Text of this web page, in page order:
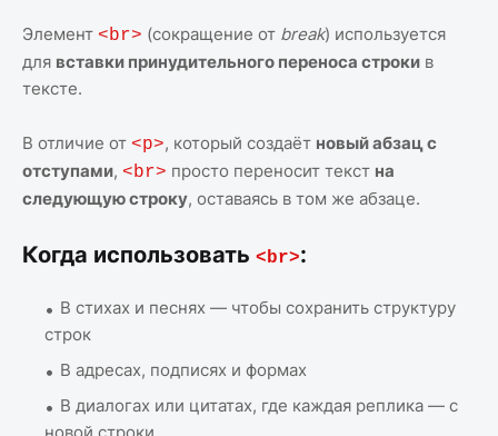
Элемент <br> (сокращение от break) используется
для вставки принудительного переноса строки в
тексте.
В отличие от <p>, который создаёт новый абзац с
отступами, <br> просто переносит текст на
следующую строку, оставаясь в том же абзаце.
Когда использовать <br>:
В стихах и песнях — чтобы сохранить структуру
строк
В адресах, подписях и формах
В диалогах или цитатах, где каждая реплика — с